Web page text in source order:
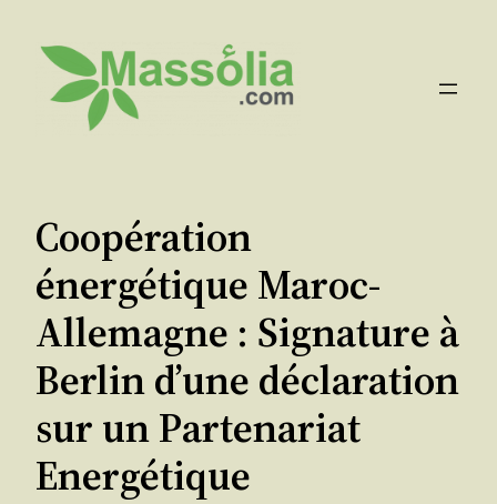
contenu
Coopération
énergétique Maroc-
Allemagne : Signature à
Berlin d’une déclaration
sur un Partenariat
Energétique